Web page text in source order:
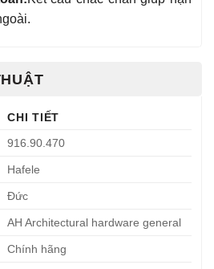
CHI TIẾT
916.90.470
Hafele
Đức
AH Architectural hardware general
Chính hãng